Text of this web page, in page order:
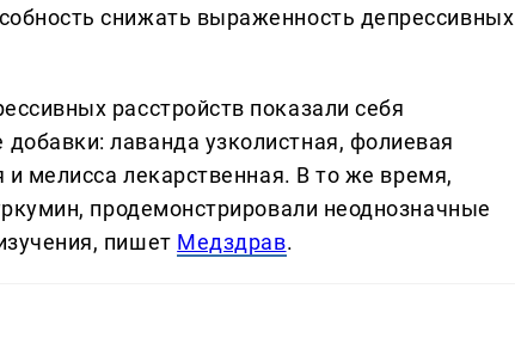
снижать выраженность депрессивных
расстройств показали себя
лаванда узколистная, фолиевая
мелисса лекарственная. В то же время,
продемонстрировали неоднозначные
пишет Медздрав.